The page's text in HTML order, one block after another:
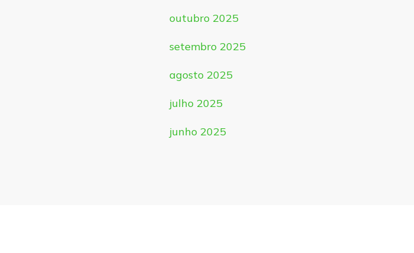
outubro 2025
setembro 2025
agosto 2025
julho 2025
junho 2025